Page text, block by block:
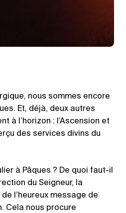
nous sommes encore
Et, déjà, deux autres
à l’horizon : l’Ascension et
des services divins du
à Pâques ? De quoi faut-il
du Seigneur, la
l’heureux message de
Cela nous procure